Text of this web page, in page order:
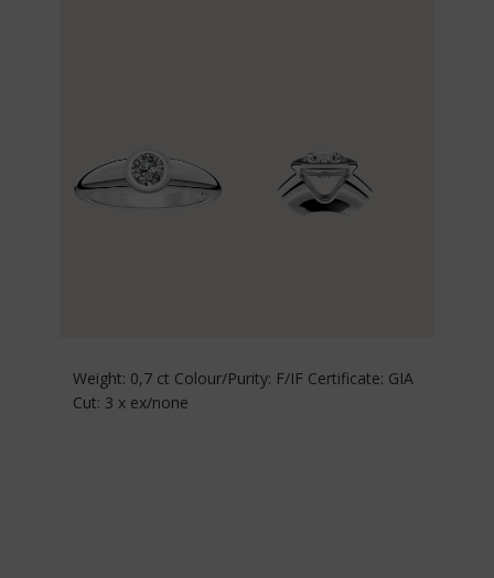
Weight: 0,7 ct Colour/Purity: F/IF Certificate: GIA
Cut: 3 x ex/none